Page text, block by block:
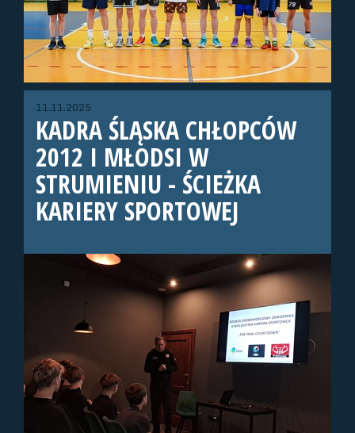
11.11.2025
KADRA ŚLĄSKA CHŁOPCÓW
2012 I MŁODSI W
STRUMIENIU - ŚCIEŻKA
KARIERY SPORTOWEJ